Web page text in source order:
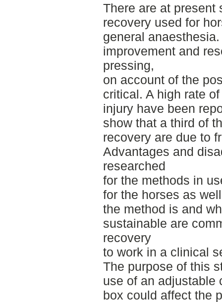
There are at present
recovery used for
general
improvement and
pressing,
on account of the
critical. A high rate
injury have been
show that a third of
recovery are due to
Advantages and
researched
for the methods in
for the horses as
the method is and
sustainable are
recovery
to work in a clinical
The purpose of this
use of an adjustable
box could affect the